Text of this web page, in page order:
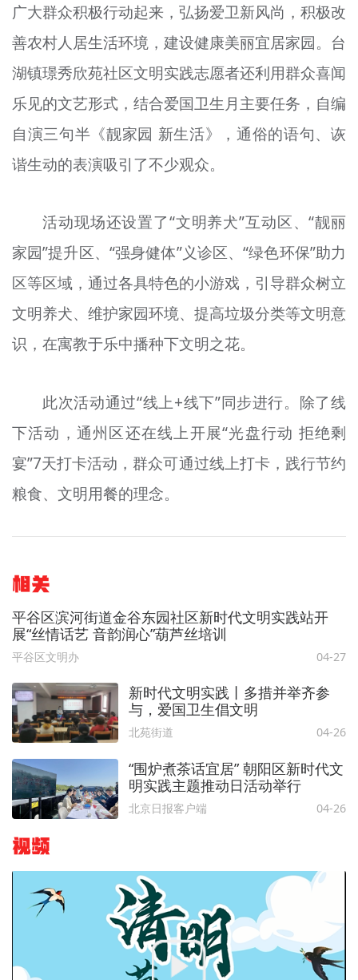
广大群众积极行动起来，弘扬爱卫新风尚，积极改
善农村人居生活环境，建设健康美丽宜居家园。台
湖镇璟秀欣苑社区文明实践志愿者还利用群众喜闻
乐见的文艺形式，结合爱国卫生月主要任务，自编
自演三句半《靓家园 新生活》，通俗的语句、诙
谐生动的表演吸引了不少观众。
活动现场还设置了“文明养犬”互动区、“靓丽
家园”提升区、“强身健体”义诊区、“绿色环保”助力
区等区域，通过各具特色的小游戏，引导群众树立
文明养犬、维护家园环境、提高垃圾分类等文明意
识，在寓教于乐中播种下文明之花。
此次活动通过“线上+线下”同步进行。除了线
下活动，通州区还在线上开展“光盘行动 拒绝剩
宴”7天打卡活动，群众可通过线上打卡，践行节约
粮食、文明用餐的理念。
相关
平谷区滨河街道金谷东园社区新时代文明实践站开
展“丝情话艺 音韵润心”葫芦丝培训
平谷区文明办 04-27
新时代文明实践丨多措并举齐参
与，爱国卫生倡文明
北苑街道 04-26
“围炉煮茶话宜居” 朝阳区新时代文
明实践主题推动日活动举行
北京日报客户端 04-26
视频